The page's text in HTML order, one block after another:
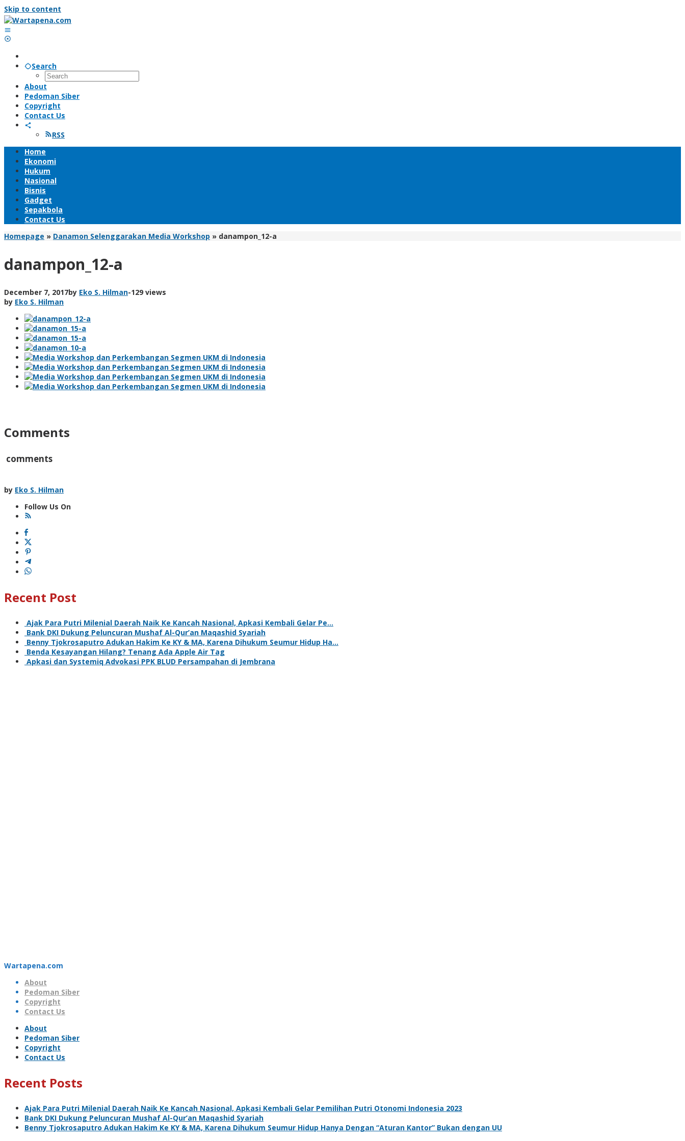
Skip to content
Search
About
Pedoman Siber
Copyright
Contact Us
RSS
Home
Ekonomi
Hukum
Nasional
Bisnis
Gadget
Sepakbola
Contact Us
Homepage » Danamon Selenggarakan Media Workshop » danampon_12-a
danampon_12-a
December 7, 2017by Eko S. Hilman-129 views
by Eko S. Hilman
Comments
comments
by Eko S. Hilman
Follow Us On
Recent Post
Ajak Para Putri Milenial Daerah Naik Ke Kancah Nasional, Apkasi Kembali Gelar Pe…
Bank DKI Dukung Peluncuran Mushaf Al-Qur’an Maqashid Syariah
Benny Tjokrosaputro Adukan Hakim Ke KY & MA, Karena Dihukum Seumur Hidup Ha…
Benda Kesayangan Hilang? Tenang Ada Apple Air Tag
Apkasi dan Systemiq Advokasi PPK BLUD Persampahan di Jembrana
Wartapena.com
About
Pedoman Siber
Copyright
Contact Us
About
Pedoman Siber
Copyright
Contact Us
Recent Posts
Ajak Para Putri Milenial Daerah Naik Ke Kancah Nasional, Apkasi Kembali Gelar Pemilihan Putri Otonomi Indonesia 2023
Bank DKI Dukung Peluncuran Mushaf Al-Qur’an Maqashid Syariah
Benny Tjokrosaputro Adukan Hakim Ke KY & MA, Karena Dihukum Seumur Hidup Hanya Dengan “Aturan Kantor” Bukan dengan UU